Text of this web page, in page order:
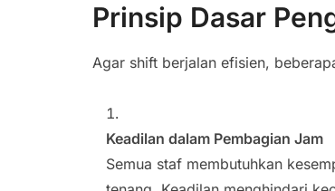
Prinsip Dasar
Agar shift berjalan efisien,
Keadilan dalam Pembagian Jam
Semua staf membutuhkan